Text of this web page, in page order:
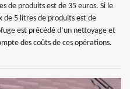
de produits est de 35 euros. Si le
de 5 litres de produits est de
est précédé d’un nettoyage et
des coûts de ces opérations.